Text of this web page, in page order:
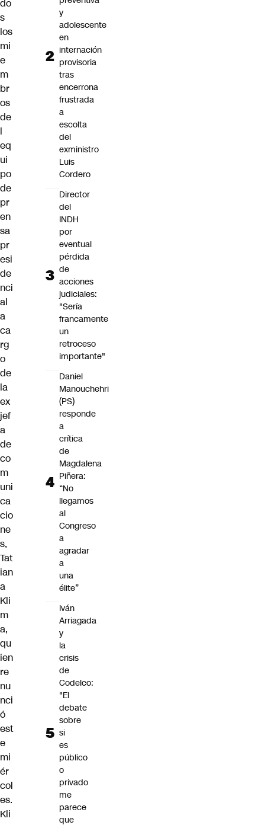
do
s
los
mi
e
m
br
os
de
l
eq
ui
po
de
pr
en
sa
pr
esi
de
nci
al
a
ca
rg
o
de
la
ex
jef
a
de
co
m
uni
ca
cio
ne
s,
Tat
ian
a
Kli
m
a,
qu
ien
re
nu
nci
ó
est
e
mi
ér
col
es.
Kli
y
adolescente
en
internación
provisoria
tras
encerrona
frustrada
a
escolta
del
exministro
Luis
Cordero
Director
del
INDH
por
eventual
pérdida
de
acciones
judiciales:
"Sería
francamente
un
retroceso
importante"
Daniel
Manouchehri
(PS)
responde
a
crítica
de
Magdalena
Piñera:
“No
llegamos
al
Congreso
a
agradar
a
una
élite”
Iván
Arriagada
y
la
crisis
de
Codelco:
"El
debate
sobre
si
es
público
o
privado
me
parece
que